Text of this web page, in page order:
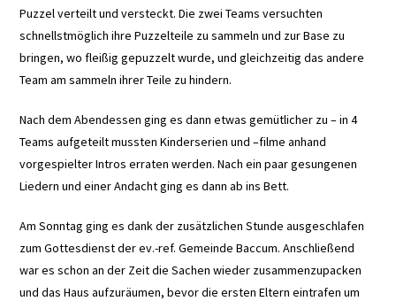
Puzzel verteilt und versteckt. Die zwei Teams versuchten
schnellstmöglich ihre Puzzelteile zu sammeln und zur Base zu
bringen, wo fleißig gepuzzelt wurde, und gleichzeitig das andere
Team am sammeln ihrer Teile zu hindern.
Nach dem Abendessen ging es dann etwas gemütlicher zu – in 4
Teams aufgeteilt mussten Kinderserien und –filme anhand
vorgespielter Intros erraten werden. Nach ein paar gesungenen
Liedern und einer Andacht ging es dann ab ins Bett.
Am Sonntag ging es dank der zusätzlichen Stunde ausgeschlafen
zum Gottesdienst der ev.-ref. Gemeinde Baccum. Anschließend
war es schon an der Zeit die Sachen wieder zusammenzupacken
und das Haus aufzuräumen, bevor die ersten Eltern eintrafen um